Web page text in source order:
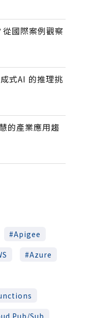
國際案例觀察
式AI 的推理挑
的產業應用趨
Apigee
Azure
Pub/Sub